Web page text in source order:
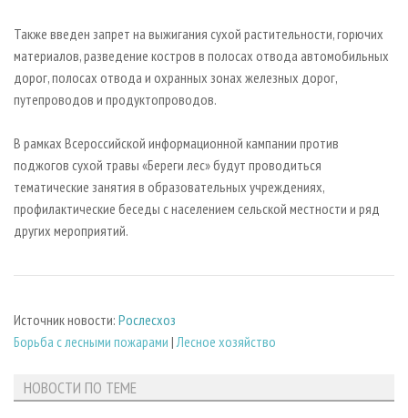
Также введен запрет на выжигания сухой растительности, горючих
материалов, разведение костров в полосах отвода автомобильных
дорог, полосах отвода и охранных зонах железных дорог,
путепроводов и продуктопроводов.
В рамках Всероссийской информационной кампании против
поджогов сухой травы «Береги лес» будут проводиться
тематические занятия в образовательных учреждениях,
профилактические беседы с населением сельской местности и ряд
других мероприятий.
Источник новости: Рослесхоз
Борьба с лесными пожарами |Лесное хозяйство
НОВОСТИ ПО ТЕМЕ